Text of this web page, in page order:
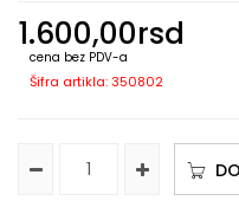
1.600,00rsd
cena bez PDV-a
Šifra artikla: 350802